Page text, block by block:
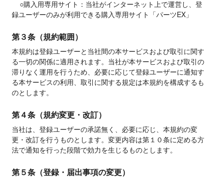
録ユーザーのみが利用できる購入専用サイト「パーツEX」
第３条（規約範囲）
本規約は登録ユーザーと当社間の本サービスおよび取引に関す
る一切の関係に適用されます。当社が本サービスおよび取引の
滞りなく運用を行うため、必要に応じて登録ユーザーに通知す
る本サービスの利用、取引に関する規定は本規約を構成するも
のとします。
第４条（規約変更・改訂）
当社は、登録ユーザーの承諾無く、必要に応じ、本規約の変
更・改訂を行うものとします。変更内容は第１０条に定める方
法で通知を行った段階で効力を生じるものとします。
第５条（登録・届出事項の変更）